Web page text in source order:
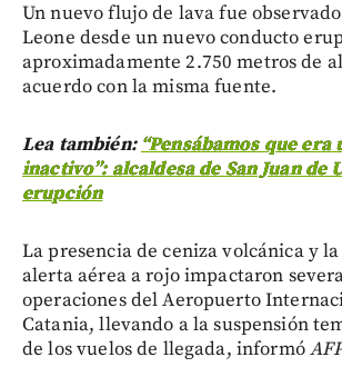
Un nuevo flujo de lava fue
Leone desde un nuevo conducto
aproximadamente 2.750 metros de
acuerdo con la misma fuente.
Lea también: “Pensábamos que era
inactivo”: alcaldesa de San Juan de
erupción
La presencia de ceniza volcánica y
alerta aérea a rojo impactaron
operaciones del Aeropuerto
Catania, llevando a la suspensión
de los vuelos de llegada, informó